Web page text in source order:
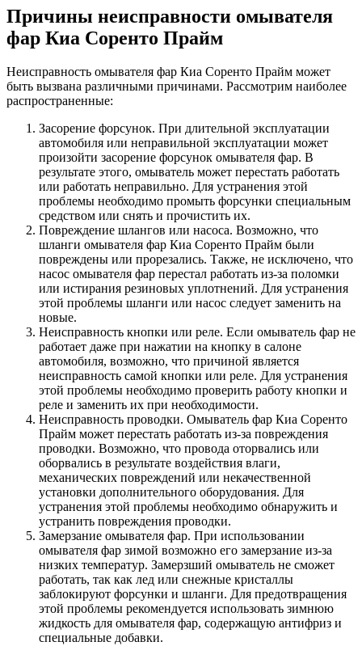
Причины неисправности омывателя
фар Киа Соренто Прайм
Неисправность омывателя фар Киа Соренто Прайм может
быть вызвана различными причинами. Рассмотрим наиболее
распространенные:
Засорение форсунок. При длительной эксплуатации
автомобиля или неправильной эксплуатации может
произойти засорение форсунок омывателя фар. В
результате этого, омыватель может перестать работать
или работать неправильно. Для устранения этой
проблемы необходимо промыть форсунки специальным
средством или снять и прочистить их.
Повреждение шлангов или насоса. Возможно, что
шланги омывателя фар Киа Соренто Прайм были
повреждены или прорезались. Также, не исключено, что
насос омывателя фар перестал работать из-за поломки
или истирания резиновых уплотнений. Для устранения
этой проблемы шланги или насос следует заменить на
новые.
Неисправность кнопки или реле. Если омыватель фар не
работает даже при нажатии на кнопку в салоне
автомобиля, возможно, что причиной является
неисправность самой кнопки или реле. Для устранения
этой проблемы необходимо проверить работу кнопки и
реле и заменить их при необходимости.
Неисправность проводки. Омыватель фар Киа Соренто
Прайм может перестать работать из-за повреждения
проводки. Возможно, что провода оторвались или
оборвались в результате воздействия влаги,
механических повреждений или некачественной
установки дополнительного оборудования. Для
устранения этой проблемы необходимо обнаружить и
устранить повреждения проводки.
Замерзание омывателя фар. При использовании
омывателя фар зимой возможно его замерзание из-за
низких температур. Замерзший омыватель не сможет
работать, так как лед или снежные кристаллы
заблокируют форсунки и шланги. Для предотвращения
этой проблемы рекомендуется использовать зимнюю
жидкость для омывателя фар, содержащую антифриз и
специальные добавки.